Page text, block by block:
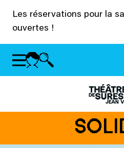
Les réservations pour la
ouvertes !